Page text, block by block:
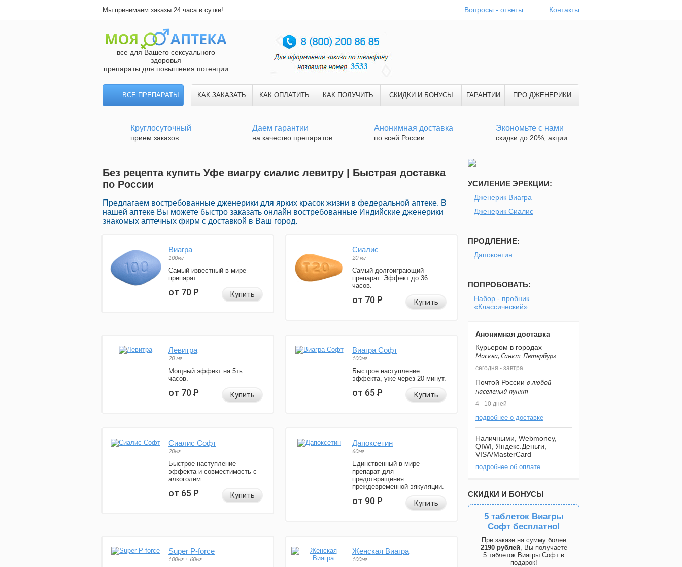
Мы принимаем заказы 24 часа в сутки! Вопросы - ответы Контакты
все для Вашего сексуального
здоровья
препараты для повышения потенции
ВСЕ ПРЕПАРАТЫ КАК ЗАКАЗАТЬ КАК ОПЛАТИТЬ КАК ПОЛУЧИТЬ СКИДКИ И БОНУСЫ ГАРАНТИИ ПРО ДЖЕНЕРИКИ
Круглосуточный
прием заказов
Даем гарантии
на качество препаратов
Анонимная доставка
по всей России
Экономьте с нами
скидки до 20%, акции
Без рецепта купить Уфе виагру сиалис левитру | Быстрая доставка
по России
Предлагаем востребованные дженерики для ярких красок жизни в федеральной аптеке. В
нашей аптеке Вы можете быстро заказать онлайн востребованные Индийские дженерики
знакомых аптечных фирм с доставкой в Ваш город.
Виагра
100мг
Самый известный в мире
препарат
от 70Р Купить
Сиалис
20 мг
Самый долгоиграющий
препарат. Эффект до 36
часов.
от 70Р Купить
Левитра
20 мг
Мощный эффект на 5ть
часов.
от 70Р Купить
Виагра Софт
100мг
Быстрое наступление
эффекта, уже через 20 минут.
от 65Р Купить
Сиалис Софт
20мг
Быстрое наступление
эффекта и совместимость с
алкоголем.
от 65Р Купить
Дапоксетин
60мг
Единственный в мире
препарат для
предотвращения
преждевременной эякуляции.
от 90Р Купить
Super P-force
100мг + 60мг
Женская Виагра
100мг
УСИЛЕНИЕ ЭРЕКЦИИ:
Дженерик Виагра
Дженерик Сиалис
ПРОДЛЕНИЕ:
Дапоксетин
ПОПРОБОВАТЬ:
Набор - пробник
«Классический»
Анонимная доставка
Курьером в городах
Москва, Санкт-Петербург
сегодня - завтра
Почтой России в любой
населеный пункт
4 - 10 дней
подробнее о доставке
Наличными, Webmoney,
QIWI, Яндекс.Деньги,
VISA/MasterCard
подробнее об оплате
СКИДКИ И БОНУСЫ
5 таблеток Виагры
Софт бесплатно!
При заказе на сумму более
2190 рублей, Вы получаете
5 таблеток Виагры Софт в
подарок!